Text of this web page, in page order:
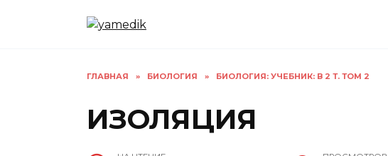
ГЛАВНАЯ » БИОЛОГИЯ » БИОЛОГИЯ: УЧЕБНИК: В 2 Т. ТОМ 2
ИЗОЛЯЦИЯ